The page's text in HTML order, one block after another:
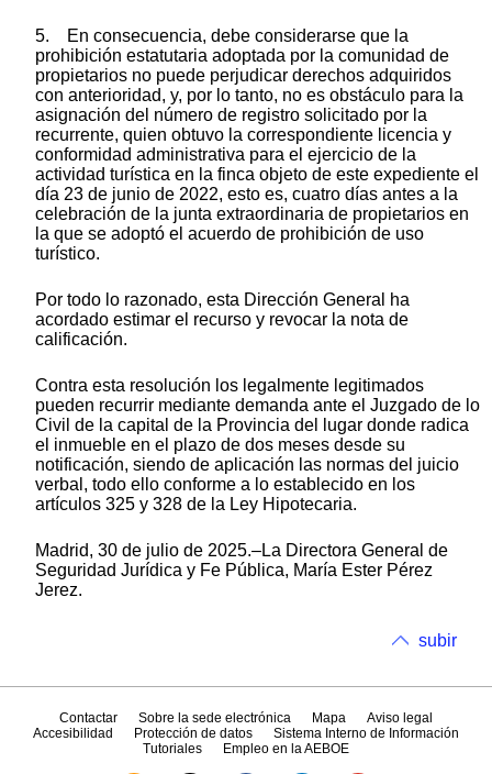
5. En consecuencia, debe considerarse que la
prohibición estatutaria adoptada por la comunidad de
propietarios no puede perjudicar derechos adquiridos
con anterioridad, y, por lo tanto, no es obstáculo para la
asignación del número de registro solicitado por la
recurrente, quien obtuvo la correspondiente licencia y
conformidad administrativa para el ejercicio de la
actividad turística en la finca objeto de este expediente el
día 23 de junio de 2022, esto es, cuatro días antes a la
celebración de la junta extraordinaria de propietarios en
la que se adoptó el acuerdo de prohibición de uso
turístico.
Por todo lo razonado, esta Dirección General ha
acordado estimar el recurso y revocar la nota de
calificación.
Contra esta resolución los legalmente legitimados
pueden recurrir mediante demanda ante el Juzgado de lo
Civil de la capital de la Provincia del lugar donde radica
el inmueble en el plazo de dos meses desde su
notificación, siendo de aplicación las normas del juicio
verbal, todo ello conforme a lo establecido en los
artículos 325 y 328 de la Ley Hipotecaria.
Madrid, 30 de julio de 2025.–La Directora General de
Seguridad Jurídica y Fe Pública, María Ester Pérez
Jerez.
subir
Contactar Sobre la sede electrónica Mapa
Aviso legal
Accesibilidad
Protección de datos
Sistema Interno de Información
Tutoriales
Empleo en la AEBOE